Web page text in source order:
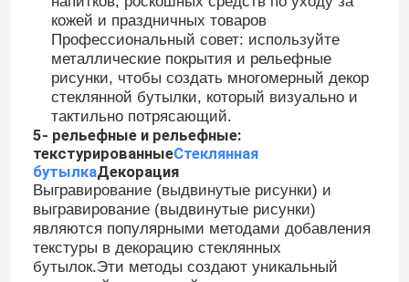
Крышка бутылки из банка
Стеклянные изделия для бытовых нужд
кожей и праздничных товаров
Профессиональный совет: используйте
металлические покрытия и рельефные
рисунки, чтобы создать многомерный декор
стеклянной бутылки, который визуально и
тактильно потрясающий.
5- рельефные и рельефные:
текстурированныеСтеклянная
бутылкаДекорация
Выгравирование (выдвинутые рисунки) и
выгравирование (выдвинутые рисунки)
являются популярными методами добавления
текстуры в декорацию стеклянных
бутылок.Эти методы создают уникальный